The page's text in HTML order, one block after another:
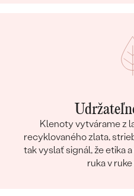
Klenoty vytvárame z
recyklovaného zlata,
tak vyslať signál, že etika
ruka v